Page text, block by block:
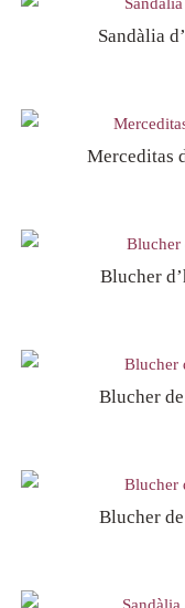
Sandàlia
Merceditas
Blucher
Blucher
Blucher